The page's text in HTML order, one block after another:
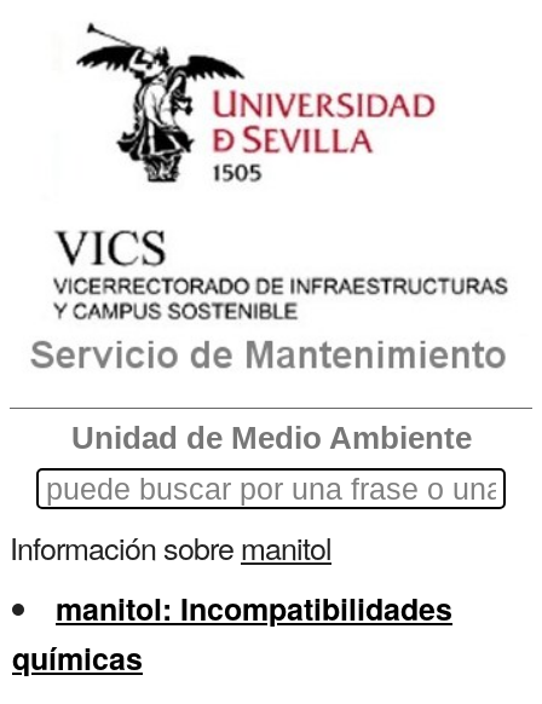
Unidad de Medio Ambiente
Información sobremanitol
manitol: Incompatibilidades
químicas